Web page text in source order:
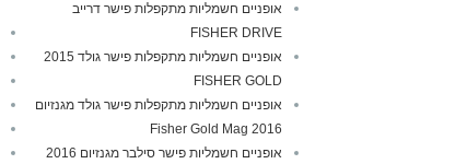
אופניים חשמליות מתקפלות פישר דרייב
FISHER DRIVE
אופניים חשמליות מתקפלות פישר גולד 2015
FISHER GOLD
אופניים חשמליות מתקפלות פישר גולד מגנזיום
2016 Fisher Gold Mag
אופניים חשמליות פישר סילבר מגנזיום 2016